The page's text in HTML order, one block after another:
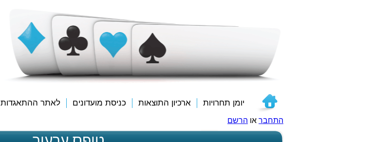
יומן תחרויות ארכיון התוצאות כניסת מועדונים לאתר ההתאגדות
התחבר או הרשם